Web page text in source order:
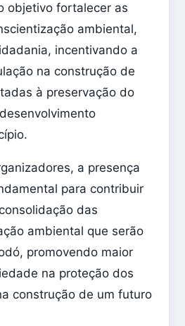
objetivo fortalecer as
ambiental,
incentivando a
na construção de
à preservação do
a presença
para contribuir
das
ambiental que serão
promovendo maior
na proteção dos
construção de um futuro